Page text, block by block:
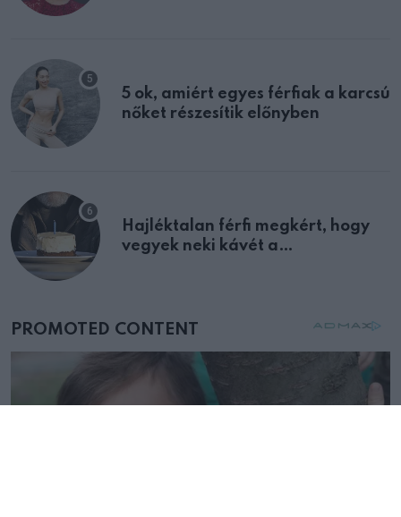
5 ok, amiért egyes férfiak a karcsú
nőket részesítik előnyben
Hajléktalan férfi megkért, hogy
vegyek neki kávét a